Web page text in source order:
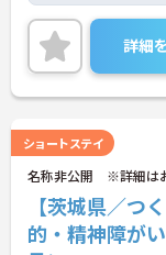
す。
ご興味のある方に
に詳細をお話しい
ださい。
詳細
ショートステイ
名称非公開 ※詳細は
【茨城県／つ
的・精神障が